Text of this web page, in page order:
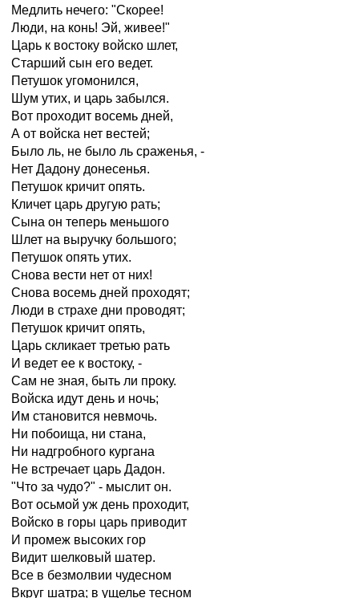
Медлить нечего: "Скорее!
Люди, на конь! Эй, живее!"
Царь к востоку войско шлет,
Старший сын его ведет.
Петушок угомонился,
Шум утих, и царь забылся.
Вот проходит восемь дней,
А от войска нет вестей;
Было ль, не было ль сраженья, -
Нет Дадону донесенья.
Петушок кричит опять.
Кличет царь другую рать;
Сына он теперь меньшого
Шлет на выручку большого;
Петушок опять утих.
Снова вести нет от них!
Снова восемь дней проходят;
Люди в страхе дни проводят;
Петушок кричит опять,
Царь скликает третью рать
И ведет ее к востоку, -
Сам не зная, быть ли проку.
Войска идут день и ночь;
Им становится невмочь.
Ни побоища, ни стана,
Ни надгробного кургана
Не встречает царь Дадон.
"Что за чудо?" - мыслит он.
Вот осьмой уж день проходит,
Войско в горы царь приводит
И промеж высоких гор
Видит шелковый шатер.
Все в безмолвии чудесном
Вкруг шатра; в ущелье тесном